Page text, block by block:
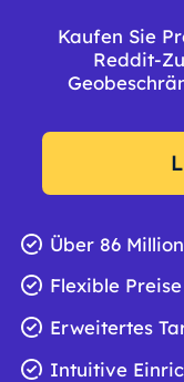
Kaufen Sie
Reddit-
Über 86
Flexible Preise
Erweitertes
Intuitive